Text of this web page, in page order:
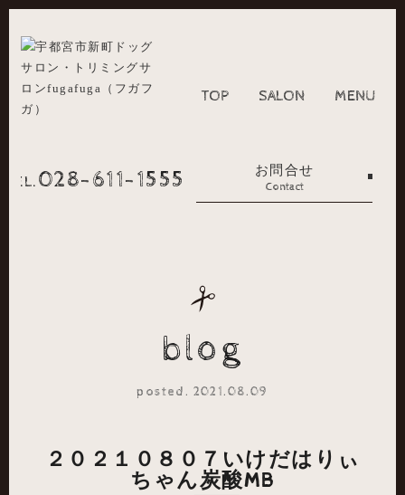
TOP SALON MENU
TEL. 028-611-1555 お問合せ
Contact
blog
posted. 2021.08.09
２０２１０８０７いけだはりぃ
ちゃん炭酸MB